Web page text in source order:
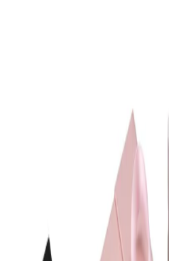
Идеи За Подарък